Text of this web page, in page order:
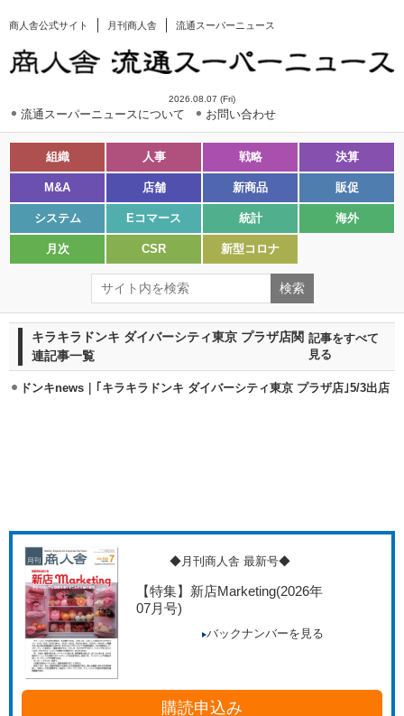
商人舎公式サイト 月刊商人舎 流通スーパーニュース
2026.08.07 (Fri)
流通スーパーニュースについて お問い合わせ
組織 人事 戦略 決算
M&A 店舗 新商品 販促
システム Eコマース 統計 海外
月次 CSR 新型コロナ
キラキラドンキ ダイバーシティ東京 プラザ店関
連記事一覧
記事をすべて
見る
ドンキnews｜｢キラキラドンキ ダイバーシティ東京 プラザ店｣5/3出店
◆月刊商人舎 最新号◆
【特集】新店Marketing(2026年
07月号)
バックナンバーを見る
購読申込み